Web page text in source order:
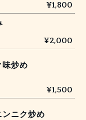
¥1,800
¥2,000
炒め
¥1,500
ニク炒め